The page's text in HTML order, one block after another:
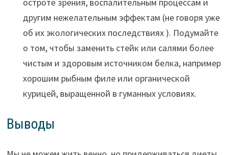
остроте зрения, воспалительным процессам и
другим нежелательным эффектам (не говоря уже
об их экологических последствиях ). Подумайте
о том, чтобы заменить стейк или салями более
чистым и здоровым источником белка, например
хорошим рыбным филе или органической
курицей, выращенной в гуманных условиях.
Выводы